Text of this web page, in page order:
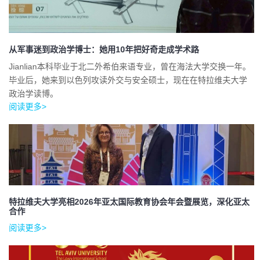
从军事迷到政治学博士：她用10年把好奇走成学术路
Jianlian本科毕业于北二外希伯来语专业，曾在海法大学交换一年。
毕业后，她来到以色列攻读外交与安全硕士，现在在特拉维夫大学
政治学读博。
阅读更多>
特拉维夫大学亮相2026年亚太国际教育协会年会暨展览，深化亚太
合作
阅读更多>